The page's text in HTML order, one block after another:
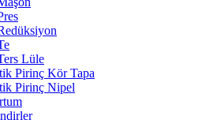
Lüle
Pirinç Kör Tapa
Pirinç Nipel